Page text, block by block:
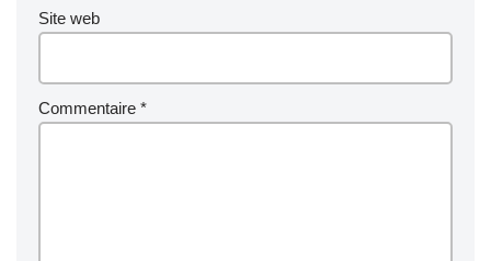
Site web
Commentaire *